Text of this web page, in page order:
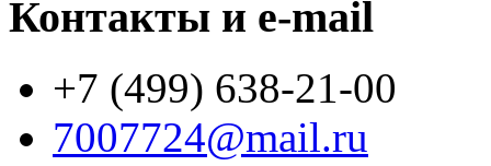
Контакты и e-mail
+7 (499) 638-21-00
7007724@mail.ru